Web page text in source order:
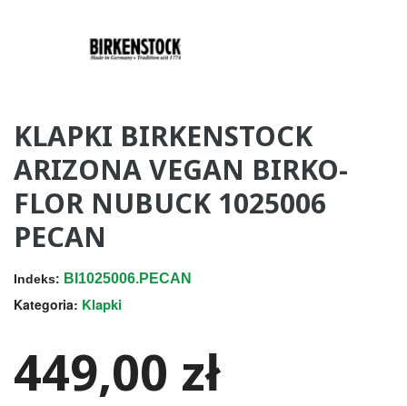
KLAPKI BIRKENSTOCK
ARIZONA VEGAN BIRKO-
FLOR NUBUCK 1025006
PECAN
Indeks: BI1025006.PECAN
Kategoria: Klapki
449,00 zł